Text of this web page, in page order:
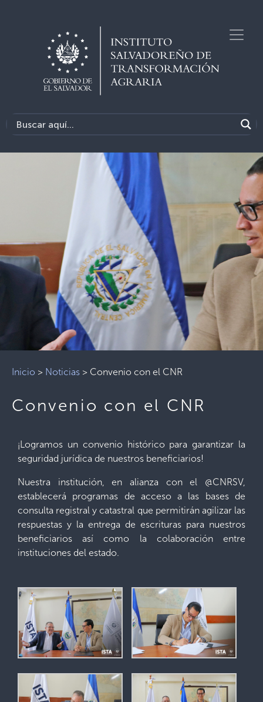
Inicio > Noticias > Convenio con el CNR
Convenio con el CNR
¡Logramos un convenio histórico para garantizar la
seguridad jurídica de nuestros beneficiarios!
Nuestra institución, en alianza con el @CNRSV,
establecerá programas de acceso a las bases de
consulta registral y catastral que permitirán agilizar las
respuestas y la entrega de escrituras para nuestros
beneficiarios así como la colaboración entre
instituciones del estado.